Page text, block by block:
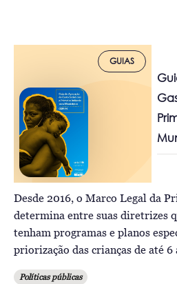
GUIAS
Desde 2016, o Marco Legal da
determina entre suas diretrizes
tenham programas e planos
priorização das crianças de até 6
Políticas públicas